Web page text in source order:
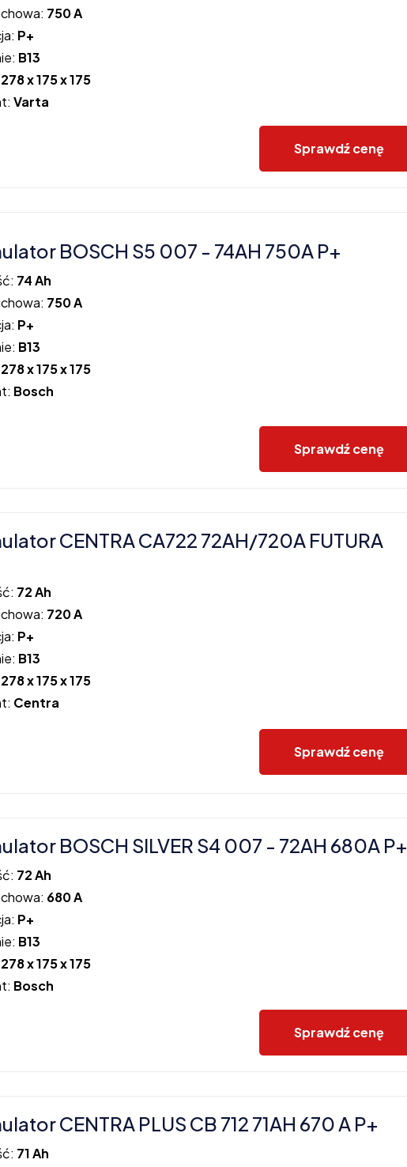
750 A
P+
B13
278 x 175 x 175
Varta
Sprawdź cenę
BOSCH S5 007 - 74AH 750A P+
74 Ah
750 A
P+
B13
278 x 175 x 175
Bosch
Sprawdź cenę
CENTRA CA722 72AH/720A FUTURA
72 Ah
720 A
P+
B13
278 x 175 x 175
Centra
Sprawdź cenę
BOSCH SILVER S4 007 - 72AH 680A P+
72 Ah
680 A
P+
B13
278 x 175 x 175
Bosch
Sprawdź cenę
CENTRA PLUS CB 712 71AH 670 A P+
71 Ah